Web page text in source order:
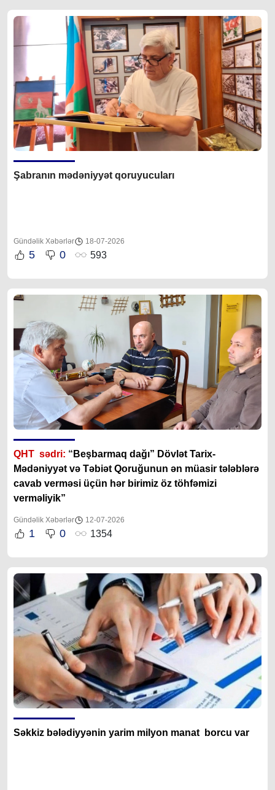
Şabranın mədəniyyət qoruyucuları
Gündəlik Xəbərlər 18-07-2026
5 0 593
QHT sədri: “ Beşbarmaq dağı” Dövlət Tarix-
Mədəniyyət və Təbiət Qoruğunun ən müasir tələblərə
cavab verməsi üçün hər birimiz öz töhfəmizi
verməliyik”
Gündəlik Xəbərlər 12-07-2026
1 0 1354
Səkkiz bələdiyyənin yarim milyon manat borcu var